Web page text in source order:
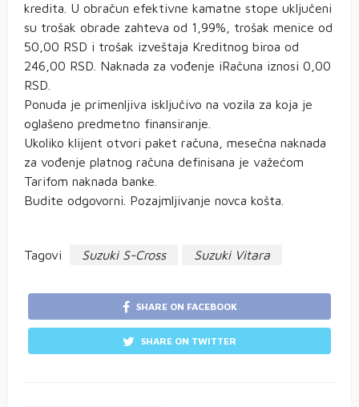
kredita. U obračun efektivne kamatne stope uključeni
su trošak obrade zahteva od 1,99%, trošak menice od
50,00 RSD i trošak izveštaja Kreditnog biroa od
246,00 RSD. Naknada za vođenje iRačuna iznosi 0,00
RSD.
Ponuda je primenljiva isključivo na vozila za koja je
oglašeno predmetno finansiranje.
Ukoliko klijent otvori paket računa, mesečna naknada
za vođenje platnog računa definisana je važećom
Tarifom naknada banke.
Budite odgovorni. Pozajmljivanje novca košta.
Tagovi Suzuki S-Cross Suzuki Vitara
SHARE ON FACEBOOK
SHARE ON TWITTER